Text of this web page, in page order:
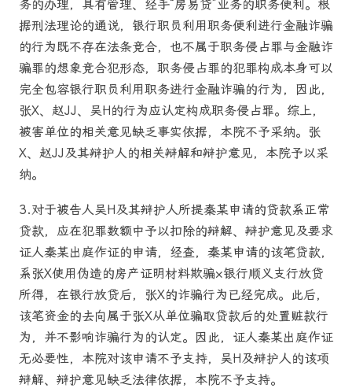
务的办理，具有管理、经手“房易贷”业务的职务便利。根
据刑法理论的通说，银行职员利用职务便利进行金融诈骗
的行为既不存在法条竞合，也不属于职务侵占罪与金融诈
骗罪的想象竞合犯形态，职务侵占罪的犯罪构成本身可以
完全包容银行职员利用职务进行金融诈骗的行为，因此，
张X、赵JJ、吴H的行为应认定构成职务侵占罪。综上，
被害单位的相关意见缺乏事实依据，本院不予采纳。张
X、赵JJ及其辩护人的相关辩解和辩护意见，本院予以采
纳。
3.对于被告人吴H及其辩护人所提秦某申请的贷款系正常
贷款，应在犯罪数额中予以扣除的辩解、辩护意见及要求
证人秦某出庭作证的申请，经查，秦某申请的该笔贷款，
系张X使用伪造的房产证明材料欺骗×银行顺义支行放贷
所得，在银行放贷后，张X的诈骗行为已经完成。此后，
该笔资金的去向属于张X从单位骗取贷款后的处置赃款行
为，并不影响诈骗行为的认定。因此，证人秦某出庭作证
无必要性，本院对该申请不予支持，吴H及辩护人的该项
辩解、辩护意见缺乏法律依据，本院不予支持。